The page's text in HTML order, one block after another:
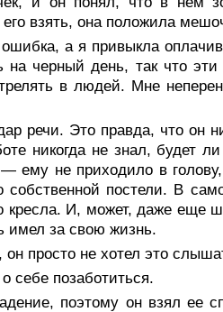
взять, она положила
а я привыкла
на черный день, так что
в людей. Мне
речи. Это правда, что он
никогда не знал, будет
ему не приходило в
постели. В
кресла. И, может, даже еще
имел за свою жизнь.
просто не хотел это
себе позаботиться.
поэтому он взял ее